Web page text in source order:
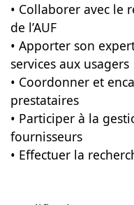
• Collaborer avec le
de l’AUF
• Apporter son
services aux usagers
• Coordonner et
prestataires
• Participer à la
fournisseurs
• Effectuer la